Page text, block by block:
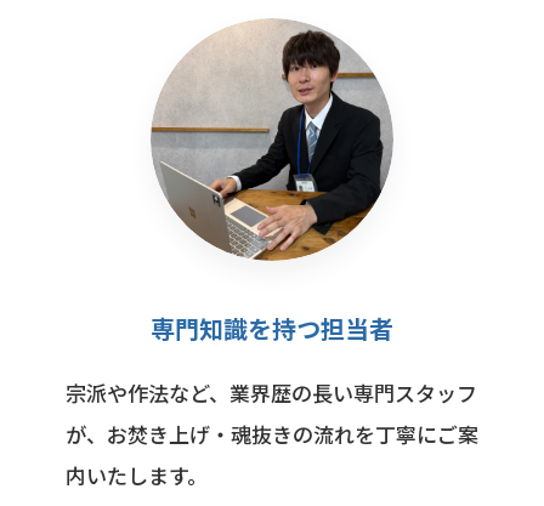
専門知識を持つ担当者
宗派や作法など、業界歴の長い専門スタッフ
が、お焚き上げ・魂抜きの流れを丁寧にご案
内いたします。